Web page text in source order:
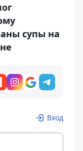
супы на
Вход